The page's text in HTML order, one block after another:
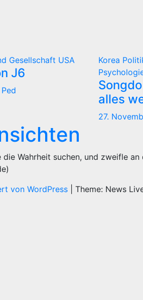
Gesellschaft USA
J6
Ped
Korea
alles
27.
die Wahrheit suchen, und zweifle
von WordPress
Theme: News